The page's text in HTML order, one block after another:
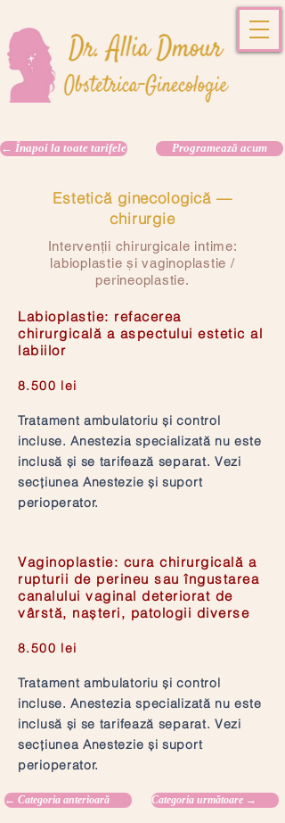
← Înapoi la toate tarifele Programează acum
Estetică ginecologică —
chirurgie
Intervenții chirurgicale intime:
labioplastie și vaginoplastie /
perineoplastie.
Labioplastie: refacerea
chirurgicală a aspectului estetic al
labiilor
8.500 lei
Tratament ambulatoriu și control
incluse. Anestezia specializată nu este
inclusă și se tarifează separat. Vezi
secțiunea Anestezie și suport
perioperator.
Vaginoplastie: cura chirurgicală a
rupturii de perineu sau îngustarea
canalului vaginal deteriorat de
vârstă, nașteri, patologii diverse
8.500 lei
Tratament ambulatoriu și control
incluse. Anestezia specializată nu este
inclusă și se tarifează separat. Vezi
secțiunea Anestezie și suport
perioperator.
← Categoria anterioară Categoria următoare →